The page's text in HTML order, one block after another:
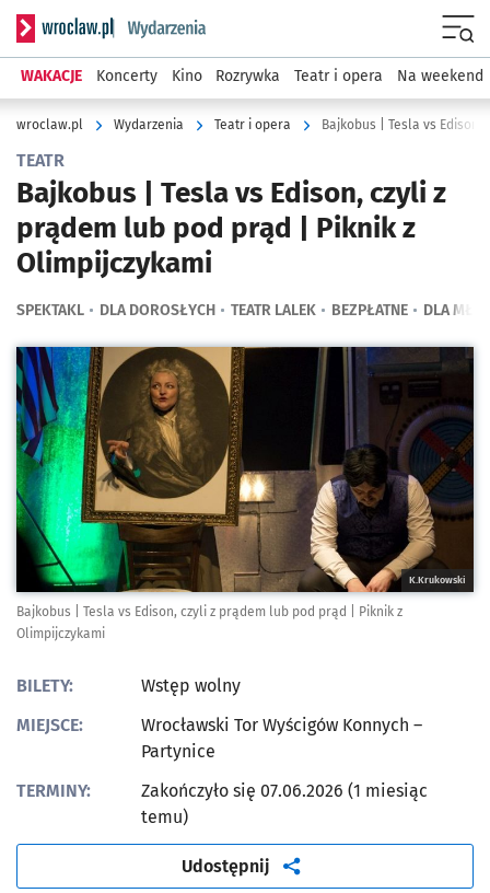
Serwis informacyjny wroclaw.pl podserwis: Wydarzenia
WAKACJE Koncerty Kino Rozrywka Teatr i opera Na weekend
wroclaw.pl Wydarzenia Teatr i opera Bajkobus | Tesla vs
TEATR
Bajkobus | Tesla vs Edison, czyli z
prądem lub pod prąd | Piknik z
Olimpijczykami
SPEKTAKL DLA DOROSŁYCH TEATR LALEK BEZPŁATNE DLA
Kliknij, aby powiększyć
K.Krukowski
Bajkobus | Tesla vs Edison, czyli z prądem lub pod prąd | Piknik z
Olimpijczykami
BILETY:
Wstęp wolny
MIEJSCE:
Wrocławski Tor Wyścigów Konnych –
Partynice
TERMINY:
Zakończyło się 07.06.2026 (1 miesiąc
temu)
Udostępnij artykuł